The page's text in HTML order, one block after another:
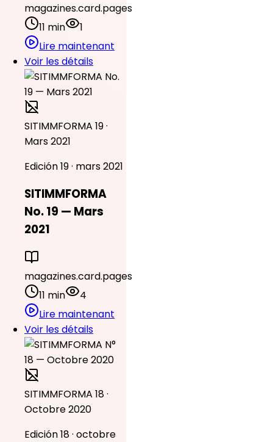
magazines.card.pages
11 min
1
Lire maintenant
Voir les détails
SITIMMFORMA 19 ·
Mars 2021
Edición 19 · mars 2021
SITIMMFORMA
No. 19 — Mars
2021
magazines.card.pages
11 min
4
Lire maintenant
Voir les détails
SITIMMFORMA 18 ·
Octobre 2020
Edición 18 · octobre